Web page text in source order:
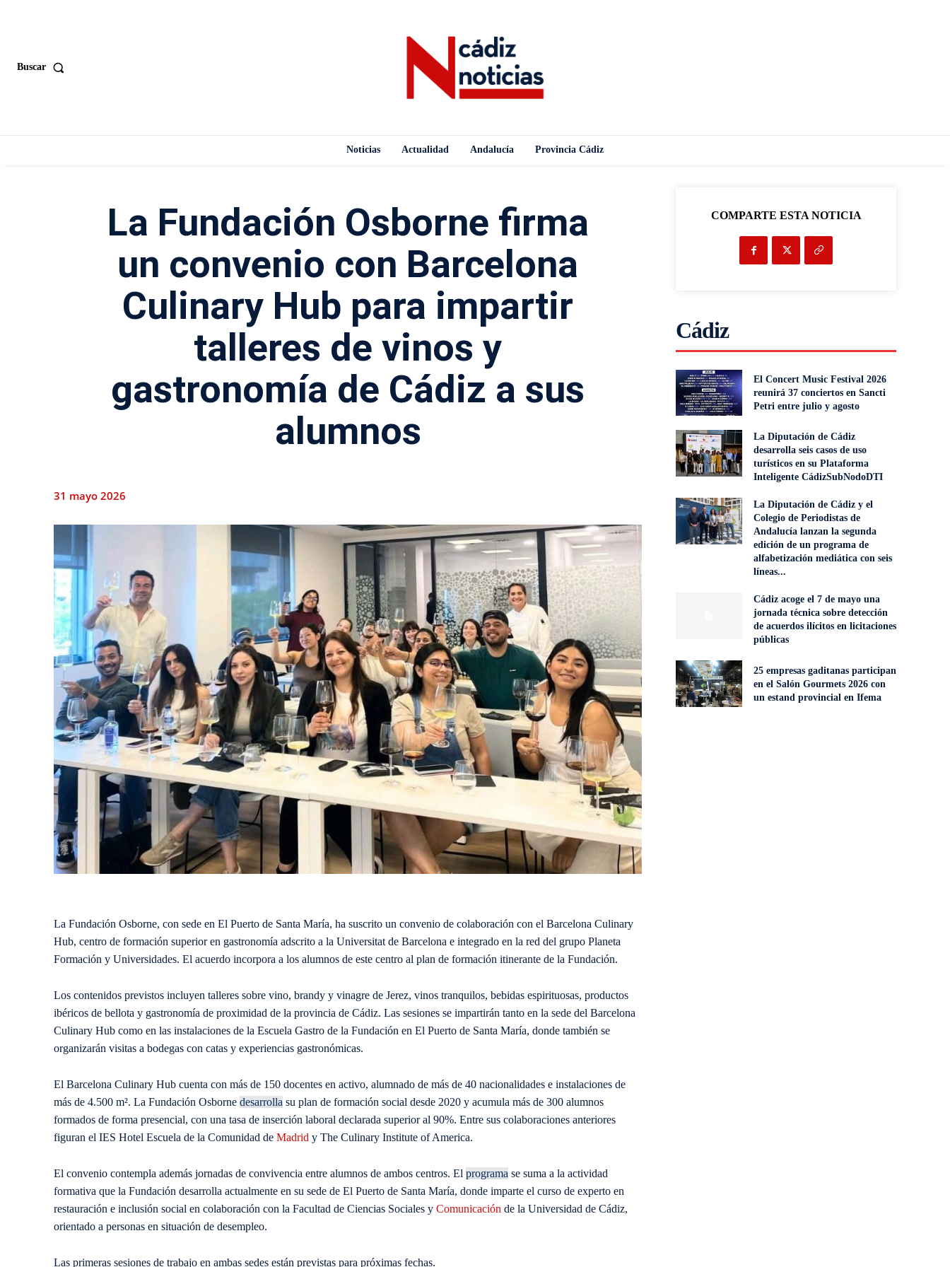
Buscar
Noticias Actualidad Andalucía Provincia Cádiz
La Fundación Osborne firma
un convenio con Barcelona
Culinary Hub para impartir
talleres de vinos y
gastronomía de Cádiz a sus
alumnos
31 mayo 2026
La Fundación Osborne, con sede en El Puerto de Santa María, ha suscrito un convenio de colaboración con el Barcelona Culinary
Hub, centro de formación superior en gastronomía adscrito a la Universitat de Barcelona e integrado en la red del grupo Planeta
Formación y Universidades. El acuerdo incorpora a los alumnos de este centro al plan de formación itinerante de la Fundación.
Los contenidos previstos incluyen talleres sobre vino, brandy y vinagre de Jerez, vinos tranquilos, bebidas espirituosas, productos
ibéricos de bellota y gastronomía de proximidad de la provincia de Cádiz. Las sesiones se impartirán tanto en la sede del Barcelona
Culinary Hub como en las instalaciones de la Escuela Gastro de la Fundación en El Puerto de Santa María, donde también se
organizarán visitas a bodegas con catas y experiencias gastronómicas.
El Barcelona Culinary Hub cuenta con más de 150 docentes en activo, alumnado de más de 40 nacionalidades e instalaciones de
más de 4.500 m². La Fundación Osborne desarrolla su plan de formación social desde 2020 y acumula más de 300 alumnos
formados de forma presencial, con una tasa de inserción laboral declarada superior al 90%. Entre sus colaboraciones anteriores
figuran el IES Hotel Escuela de la Comunidad de Madrid y The Culinary Institute of America.
El convenio contempla además jornadas de convivencia entre alumnos de ambos centros. El programa se suma a la actividad
formativa que la Fundación desarrolla actualmente en su sede de El Puerto de Santa María, donde imparte el curso de experto en
restauración e inclusión social en colaboración con la Facultad de Ciencias Sociales y Comunicación de la Universidad de Cádiz,
orientado a personas en situación de desempleo.
Las primeras sesiones de trabajo en ambas sedes están previstas para próximas fechas.
COMPARTE ESTA NOTICIA
Cádiz
El Concert Music Festival 2026
reunirá 37 conciertos en Sancti
Petri entre julio y agosto
La Diputación de Cádiz
desarrolla seis casos de uso
turísticos en su Plataforma
Inteligente CádizSubNodoDTI
La Diputación de Cádiz y el
Colegio de Periodistas de
Andalucía lanzan la segunda
edición de un programa de
alfabetización mediática con seis
líneas...
Cádiz acoge el 7 de mayo una
jornada técnica sobre detección
de acuerdos ilícitos en licitaciones
públicas
25 empresas gaditanas participan
en el Salón Gourmets 2026 con
un estand provincial en Ifema